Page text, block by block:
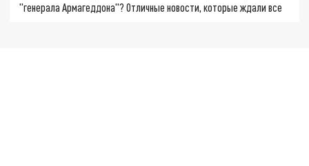
"генерала Армагеддона"? Отличные новости, которые ждали все